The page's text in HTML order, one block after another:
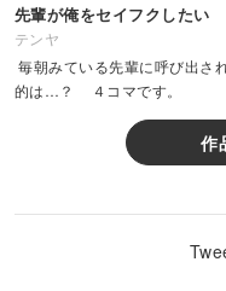
先輩が俺をセイフクしたい
テンヤ
毎朝みている先輩に呼び出さ
的は…？ ４コマです。
作